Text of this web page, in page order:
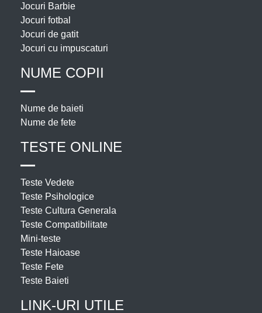
Jocuri Barbie
Jocuri fotbal
Jocuri de gatit
Jocuri cu impuscaturi
NUME COPII
Nume de baieti
Nume de fete
TESTE ONLINE
Teste Vedete
Teste Psihologice
Teste Cultura Generala
Teste Compatibilitate
Mini-teste
Teste Haioase
Teste Fete
Teste Baieti
LINK-URI UTILE